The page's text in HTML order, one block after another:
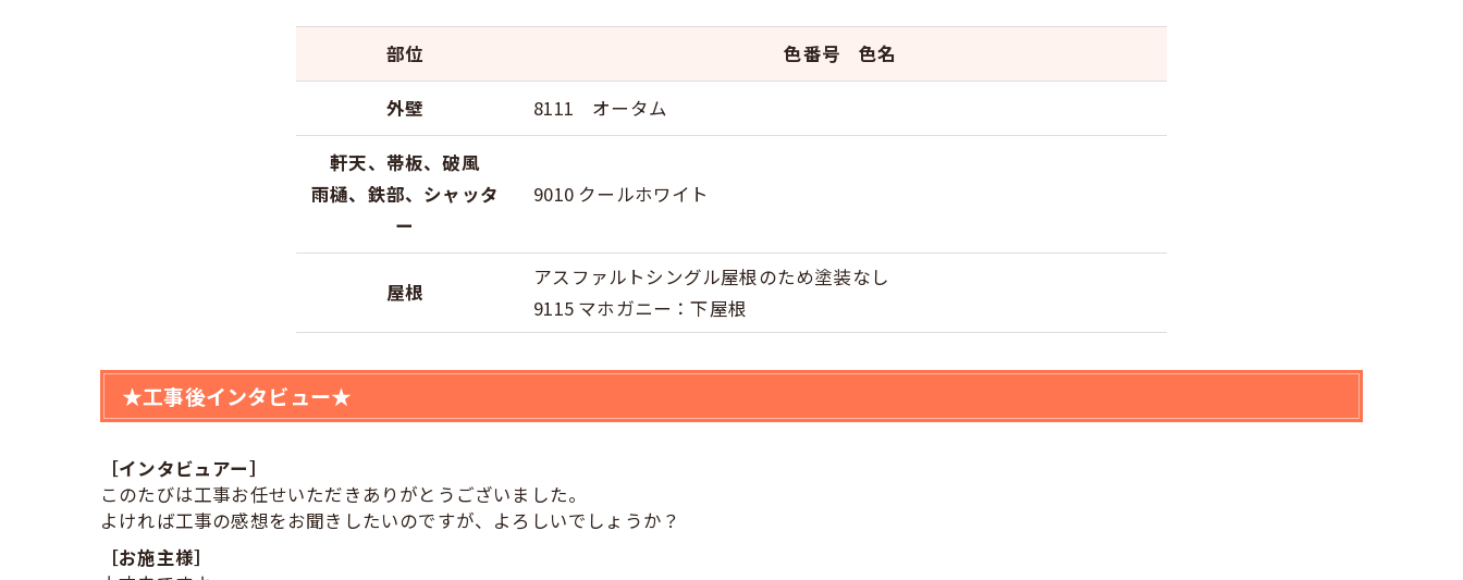
部位 色番号 色名
外壁 8111 オータム
軒天、帯板、破風
雨樋、鉄部、シャッタ
ー
9010 クールホワイト
屋根
アスファルトシングル屋根のため塗装なし
9115 マホガニー：下屋根
★工事後インタビュー★
［インタビュアー］
このたびは工事お任せいただきありがとうございました。
よければ工事の感想をお聞きしたいのですが、よろしいでしょうか？
［お施主様］